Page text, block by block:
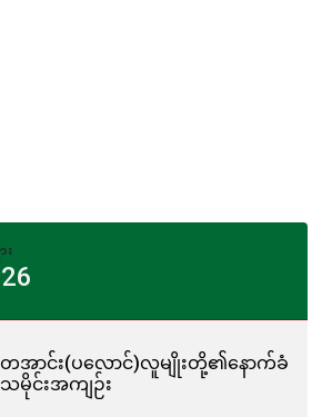
တအာင်း(ပလောင်)လူမျိုးတို့၏နောက်ခံ
သမိုင်းအကျဉ်း